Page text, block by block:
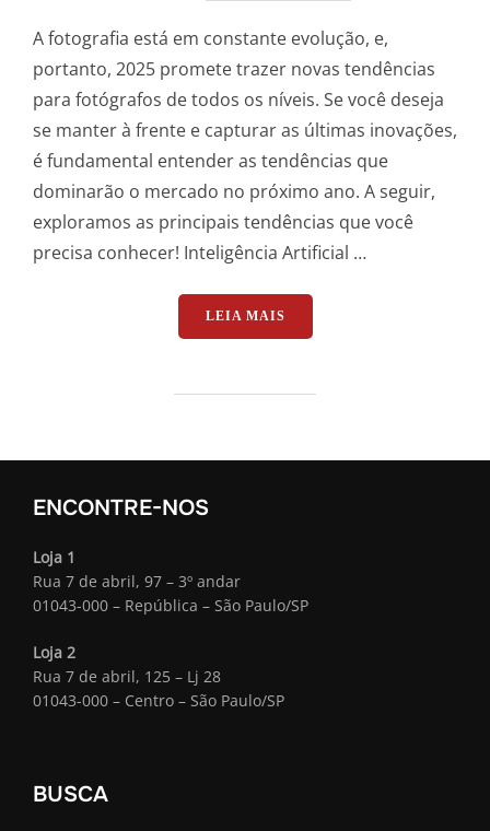
A fotografia está em constante evolução, e,
portanto, 2025 promete trazer novas tendências
para fotógrafos de todos os níveis. Se você deseja
se manter à frente e capturar as últimas inovações,
é fundamental entender as tendências que
dominarão o mercado no próximo ano. A seguir,
exploramos as principais tendências que você
precisa conhecer! Inteligência Artificial …
LEIA MAIS“TENDÊNCIAS DE
ENCONTRE-NOS
Loja 1
Rua 7 de abril, 97 – 3º andar
01043-000 – República – São Paulo/SP
Loja 2
Rua 7 de abril, 125 – Lj 28
01043-000 – Centro – São Paulo/SP
BUSCA